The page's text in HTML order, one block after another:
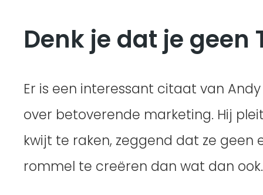
Denk je dat je geen
Er is een interessant citaat van
over betoverende marketing. Hij
kwijt te raken, zeggend dat ze
rommel te creëren dan wat dan ook.